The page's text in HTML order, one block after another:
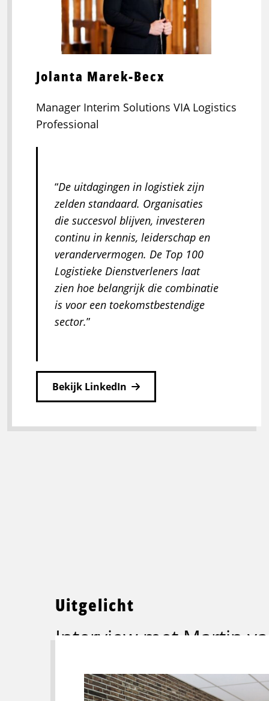
Jolanta Marek-Becx
Manager Interim Solutions VIA Logistics
Professional
De uitdagingen in logistiek zijn
zelden standaard. Organisaties
die succesvol blijven, investeren
continu in kennis, leiderschap en
verandervermogen. De Top 100
Logistieke Dienstverleners laat
zien hoe belangrijk die combinatie
is voor een toekomstbestendige
sector.
Bekijk LinkedIn
Uitgelicht
Interview met Martin